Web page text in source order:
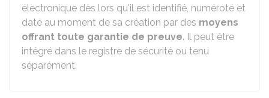
électronique dès lors qu'il est identifié, numéroté et
daté au moment de sa création par des moyens
offrant toute garantie de preuve. Il peut être
intégré dans le registre de sécurité ou tenu
séparément.